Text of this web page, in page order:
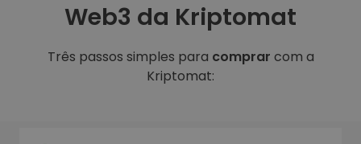
Web3 da Kriptomat
Três passos simples para comprar com a
Kriptomat: